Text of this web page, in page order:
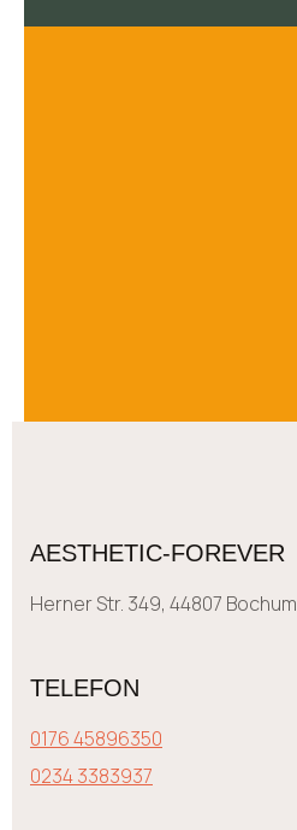
AESTHETIC-FOREVER
Herner Str. 349, 44807 Bochum
TELEFON
0176 45896350
0234 3383937